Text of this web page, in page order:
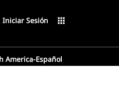
Iniciar Sesión apps
America-Español